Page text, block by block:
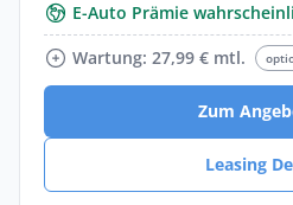
E-Auto Prämie
Wartung: 27,99 € mtl.
Zum
Leasing